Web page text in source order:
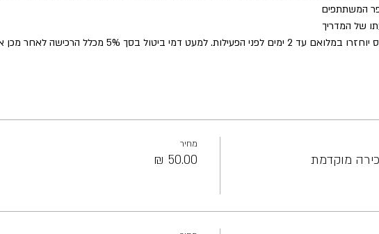
המשתתפים
של המדריך
בסך 5% מכלל הרכישה לאחר מכן אין החזר כספי על ביטול
מוקדמת
מחיר